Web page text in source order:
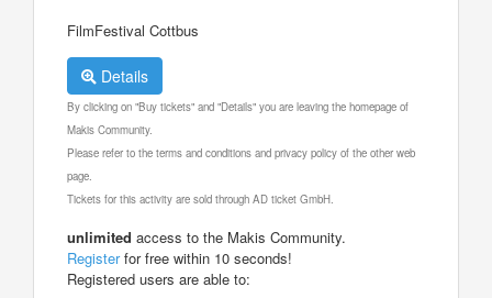
FilmFestival Cottbus
Details
By clicking on "Buy tickets" and "Details" you are leaving the homepage of
Makis Community.
Please refer to the terms and conditions and privacy policy of the other web
page.
Tickets for this activity are sold through AD ticket GmbH.
unlimited access to the Makis Community.
Registerfor free within 10 seconds!
Registered users are able to: